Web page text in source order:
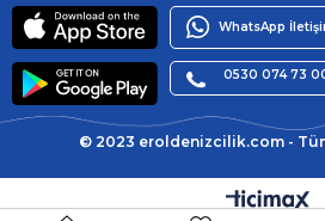
WhatsApp
0530 074 73
© 2023 eroldenizcilik.com -